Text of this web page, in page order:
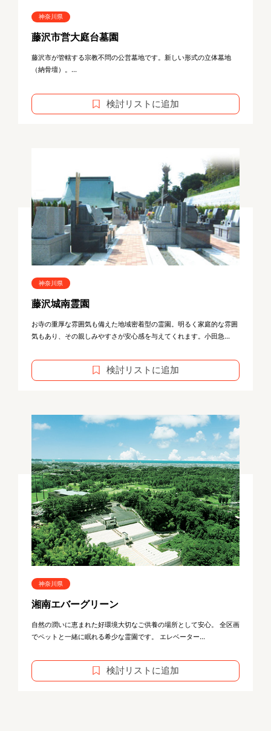
神奈川県
藤沢市営大庭台墓園
藤沢市が管轄する宗教不問の公営墓地です。新しい形式の立体墓地
（納骨壇）。...
検討リストに追加
神奈川県
藤沢城南霊園
お寺の重厚な雰囲気も備えた地域密着型の霊園。明るく家庭的な雰囲
気もあり、その親しみやすさが安心感を与えてくれます。小田急...
検討リストに追加
神奈川県
湘南エバーグリーン
自然の潤いに恵まれた好環境大切なご供養の場所として安心。 全区画
でペットと一緒に眠れる希少な霊園です。 エレベーター...
検討リストに追加